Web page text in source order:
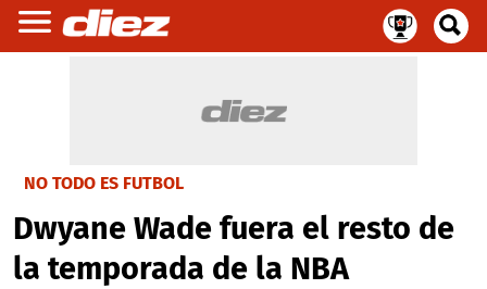
NO TODO ES FUTBOL
Dwyane Wade fuera el resto de
la temporada de la NBA